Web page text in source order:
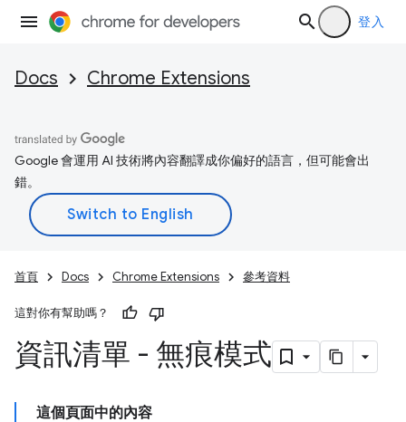
登入
Docs Chrome Extensions
Google 會運用 AI 技術將內容翻譯成你偏好的語言，但可能會出
錯。
首頁 Docs Chrome Extensions 參考資料
這對你有幫助嗎？
資訊清單 - 無痕模式
這個頁面中的內容